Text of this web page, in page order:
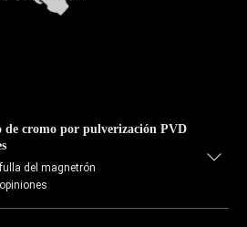
cromo por pulverización PVD
del magnetrón